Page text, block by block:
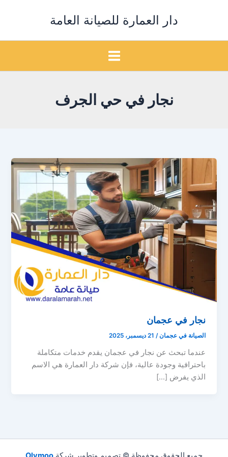
دار العمارة للصيانة العامة
نجار في حي الجرف
نجار في عجمان
الصيانة في عجمان/ 21 ديسمبر، 2025
عندما تبحث عن نجار في عجمان يقدم خدمات متكاملة
باحترافية وجودة عالية، فإن شركة دار العمارة هي الاسم
الذي يفرض […]